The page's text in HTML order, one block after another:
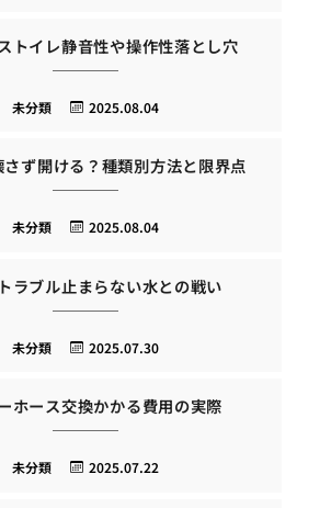
トイレ静音性や操作性落とし穴
2025.08.04
未分類
ず開ける？種類別方法と限界点
2025.08.04
未分類
ラブル止まらない水との戦い
2025.07.30
未分類
ホース交換かかる費用の実際
2025.07.22
未分類